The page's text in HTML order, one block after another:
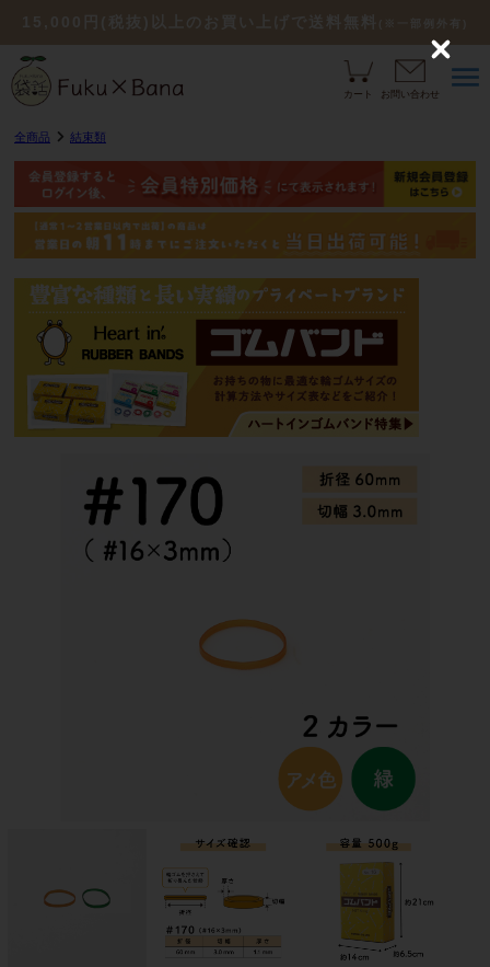
カート お問い合わせ
全商品 結束類
C